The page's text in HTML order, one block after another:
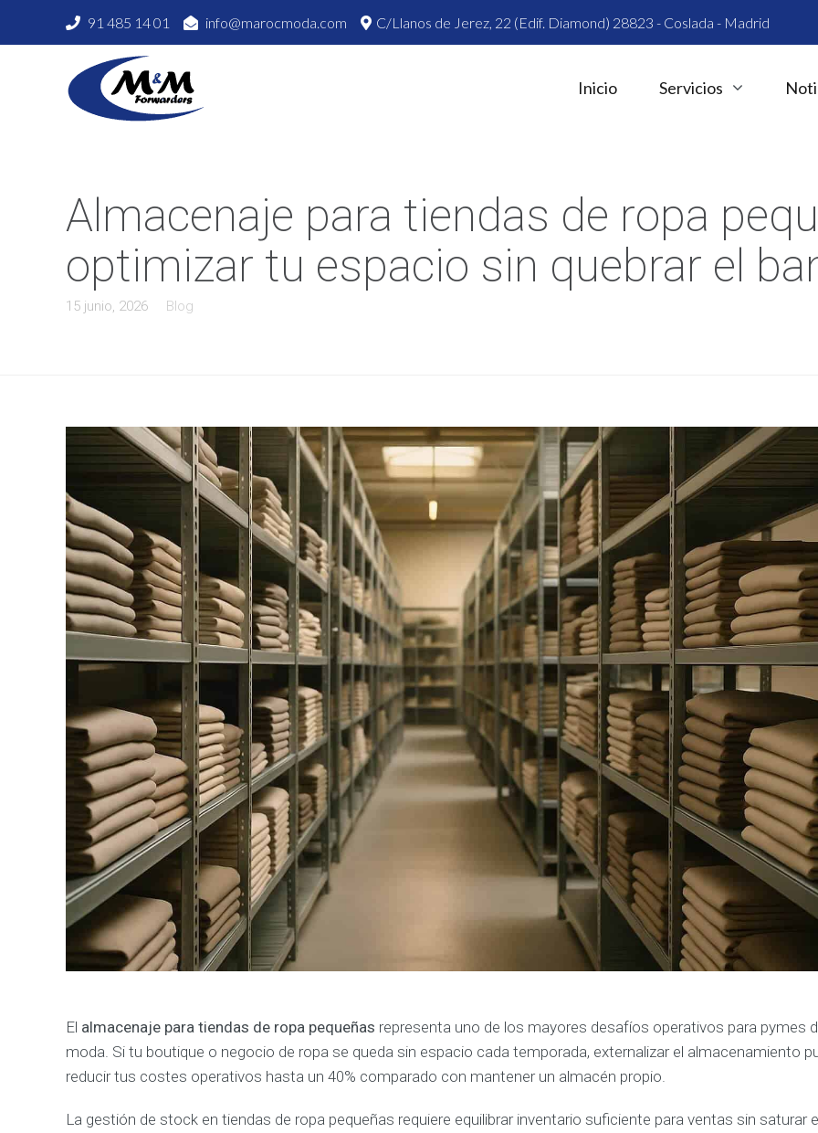
91 485 14 01 info@marocmoda.com C/Llanos de Jerez, 22 (Edif. Diamond) 28823 - Coslada - Madrid
Inicio Servicios
Almacenaje para tiendas de ropa
optimizar tu espacio sin quebrar el
15 junio, 2026 Blog
El almacenaje para tiendas de ropa pequeñas representa uno de los mayores desafíos operativos para pymes
moda. Si tu boutique o negocio de ropa se queda sin espacio cada temporada, externalizar el almacenamiento
reducir tus costes operativos hasta un 40% comparado con mantener un almacén propio.
La gestión de stock en tiendas de ropa pequeñas requiere equilibrar inventario suficiente para ventas sin saturar